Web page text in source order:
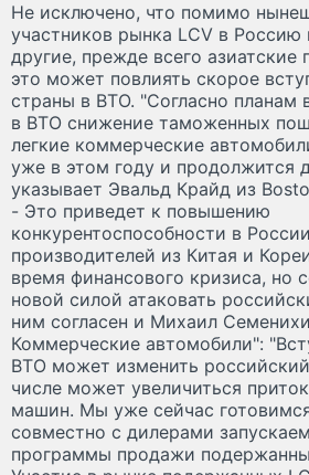
Не исключено, что помимо
участников рынка LCV в Россию
другие, прежде всего азиатские
это может повлиять скорое
страны в ВТО. "Согласно планам
в ВТО снижение таможенных
легкие коммерческие
уже в этом году и продолжится
указывает Эвальд Крайд из
- Это приведет к повышению
конкурентоспособности в
производителей из Китая и
время финансового кризиса, но
новой силой атаковать
ним согласен и Михаил
Коммерческие автомобили":
ВТО может изменить
числе может увеличиться
машин. Мы уже сейчас
совместно с дилерами
программы продажи